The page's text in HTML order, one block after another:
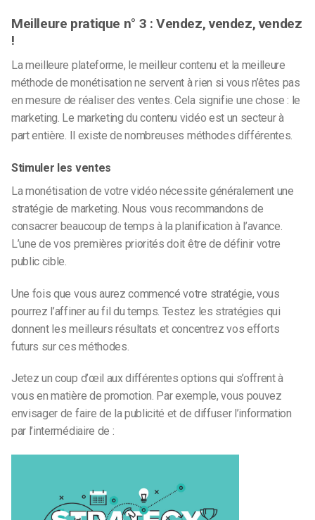
Meilleure pratique n° 3 : Vendez, vendez, vendez
!
La meilleure plateforme, le meilleur contenu et la meilleure
méthode de monétisation ne servent à rien si vous n’êtes pas
en mesure de réaliser des ventes. Cela signifie une chose : le
marketing. Le marketing du contenu vidéo est un secteur à
part entière. Il existe de nombreuses méthodes différentes.
Stimuler les ventes
La monétisation de votre vidéo nécessite généralement une
stratégie de marketing. Nous vous recommandons de
consacrer beaucoup de temps à la planification à l’avance.
L’une de vos premières priorités doit être de définir votre
public cible.
Une fois que vous aurez commencé votre stratégie, vous
pourrez l’affiner au fil du temps. Testez les stratégies qui
donnent les meilleurs résultats et concentrez vos efforts
futurs sur ces méthodes.
Jetez un coup d’œil aux différentes options qui s’offrent à
vous en matière de promotion. Par exemple, vous pouvez
envisager de faire de la publicité et de diffuser l’information
par l’intermédiaire de :